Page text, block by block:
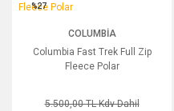
%27
COLUMBIA
Columbia Fast Trek Full Zip
Fleece Polar
5.500,00 TLKdv Dahil